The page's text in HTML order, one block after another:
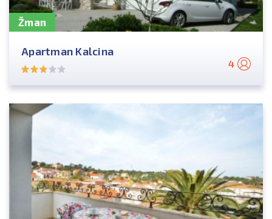
Žman
Apartman Kalcina
4